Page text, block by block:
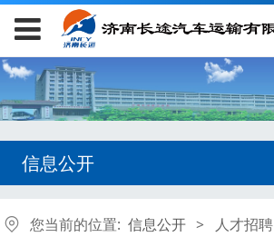
信息公开
您当前的位置: 信息公开 > 人才招聘